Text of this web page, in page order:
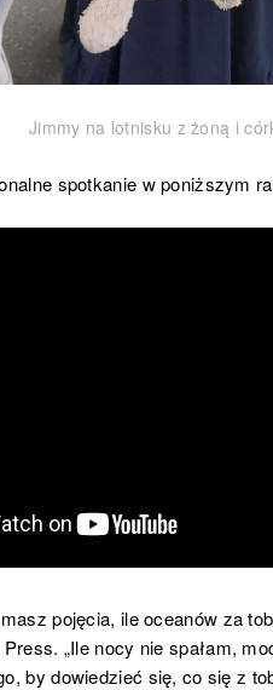
Jimmy na lotnisku z żoną i
spotkanie w poniższym
pojęcia, ile oceanów za
„Ile nocy nie spałam,
by dowiedzieć się, co się z